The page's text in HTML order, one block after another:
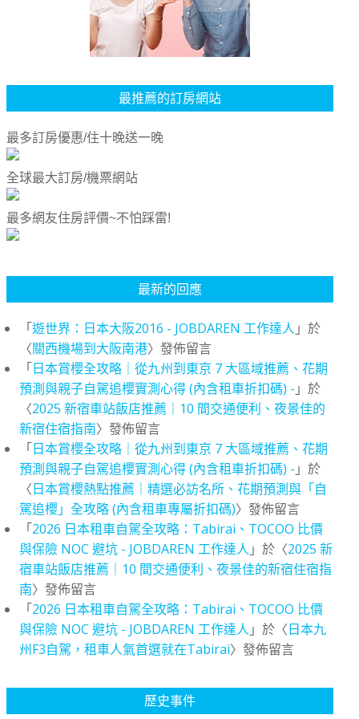
最推薦的訂房網站
最多訂房優惠/住十晚送一晚
全球最大訂房/機票網站
最多網友住房評價~不怕踩雷!
最新的回應
「遊世界：日本大阪2016 - JOBDAREN 工作達人 」於
〈關西機場到大阪南港〉發佈留言
「日本賞櫻全攻略｜從九州到東京 7 大區域推薦、花期
預測與親子自駕追櫻實測心得 (內含租車折扣碼) - 」於
〈2025 新宿車站飯店推薦｜10 間交通便利、夜景佳的
新宿住宿指南〉發佈留言
「日本賞櫻全攻略｜從九州到東京 7 大區域推薦、花期
預測與親子自駕追櫻實測心得 (內含租車折扣碼) - 」於
〈日本賞櫻熱點推薦｜精選必訪名所、花期預測與「自
駕追櫻」全攻略 (內含租車專屬折扣碼)〉發佈留言
「2026 日本租車自駕全攻略：Tabirai、TOCOO 比價
與保險 NOC 避坑 - JOBDAREN 工作達人 」於〈2025 新
宿車站飯店推薦｜10 間交通便利、夜景佳的新宿住宿指
南〉發佈留言
「2026 日本租車自駕全攻略：Tabirai、TOCOO 比價
與保險 NOC 避坑 - JOBDAREN 工作達人 」於〈日本九
州F3自駕，租車人氣首選就在Tabirai〉發佈留言
歷史事件